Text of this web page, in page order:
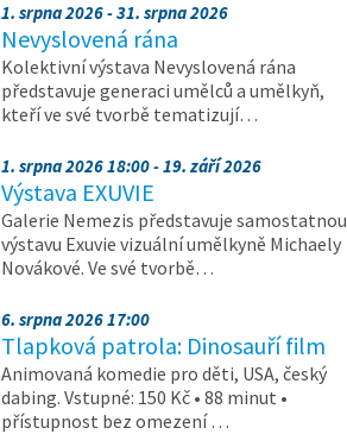
1. srpna 2026 - 31. srpna 2026
Nevyslovená rána
Kolektivní výstava Nevyslovená rána
představuje generaci umělců a umělkyň,
kteří ve své tvorbě tematizují…
1. srpna 2026 18:00 - 19. září 2026
Výstava EXUVIE
Galerie Nemezis představuje samostatnou
výstavu Exuvie vizuální umělkyně Michaely
Novákové. Ve své tvorbě…
6. srpna 2026 17:00
Tlapková patrola: Dinosauří film
Animovaná komedie pro děti, USA, český
dabing. Vstupné: 150 Kč • 88 minut •
přístupnost bez omezení …